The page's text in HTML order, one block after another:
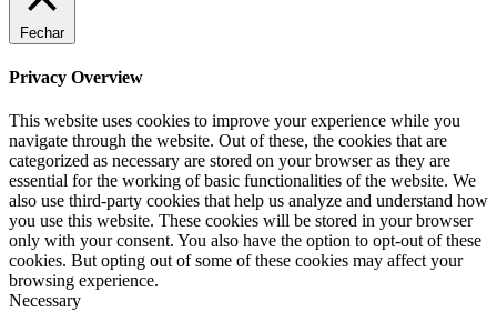
Fechar
Privacy Overview
This website uses cookies to improve your experience while you
navigate through the website. Out of these, the cookies that are
categorized as necessary are stored on your browser as they are
essential for the working of basic functionalities of the website. We
also use third-party cookies that help us analyze and understand how
you use this website. These cookies will be stored in your browser
only with your consent. You also have the option to opt-out of these
cookies. But opting out of some of these cookies may affect your
browsing experience.
Necessary